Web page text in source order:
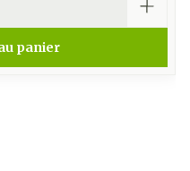
panier